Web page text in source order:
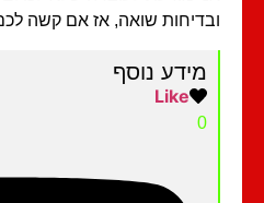
שואה, אז אם קשה לכם –
מידע נוסף